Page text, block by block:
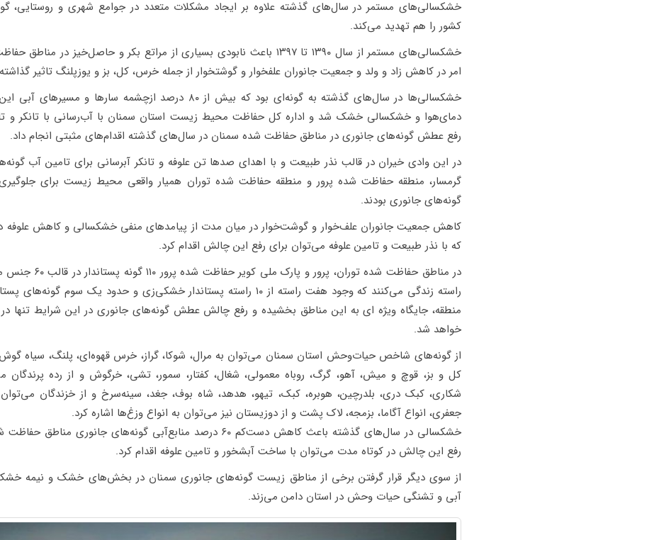
خشکسالی‌های مستمر در سال‌های گذشته علاوه بر ایجاد مشکلات متعدد در جوامع شهری و روستایی،
کشور را هم تهدید می‌کند.
خشکسالی‌های مستمر از سال ۱۳۹۰ تا ۱۳۹۷ باعث نابودی بسیاری از مراتع بکر و حاصل‌خیز
امر در کاهش زاد و ولد و جمعیت جانوران علفخوار و گوشتخوار از جمله خرس، کل، بز و یوزپلنگ تاثیر
خشکسالی‌ها در سال‌های گذشته به گونه‌ای بود که بیش از ۸۰ درصد ازچشمه
دمای‌هوا و خشکسالی خشک شد و اداره کل حفاظت محیط زیست استان سمنان با آب‌رسانی با تانکر و
رفع عطش گونه‌های جانوری در مناطق حفاظت شده سمنان در سال‌های گذشته اقدام‌های مثبتی انجام داد.
در این وادی خیران در قالب نذر طبیعت و با اهدای صدها تن علوفه و تانکر آبرسانی برای تامین آب
گرمسار، منطقه حفاظت شده پرور و منطقه حفاظت شده توران همیار واقعی محیط زیست برای
گونه‌های جانوری بودند.
کاهش جمعیت جانوران علف‌خوار و گوشت‌خوار در میان مدت از پیامدهای منفی خشکسالی و کاهش
که با نذر طبیعت و تامین علوفه می‌توان برای رفع این چالش اقدام کرد.
راسته زندگی می‌کنند که وجود هفت راسته از ۱۰ راسته پستاندار خشکی‌زی و حدود یک سوم
منطقه، جایگاه ویژه ای به این مناطق بخشیده و رفع چالش عطش گونه‌های جانوری در این شرایط تنها
خواهد شد.
از گونه‌های شاخص حیات‌وحش استان سمنان می‌توان به مرال، شوکا، گراز، خرس قهوه‌ای، پلنگ، سیاه
کل و بز، قوچ و میش، آهو، گرگ، روباه معمولی، شغال، کفتار، سمور، تشی، خرگوش و از رده پرندگان
شکاری، کبک دری، بلدرچین، هوبره، کبک، تیهو، هدهد، شاه بوف، جغد، سینه‌سرخ و از خزندگان می‌توان
جعفری، انواع آگاما، بزمجه، لاک پشت و از دوزیستان نیز می‌توان به انواع وزغ‌ها اشاره کرد.
خشکسالی در سال‌های گذشته باعث کاهش دست‌کم ۶۰ درصد منابع‌آبی گونه‌های
رفع این چالش در کوتاه مدت می‌توان با ساخت آبشخور و تامین علوفه اقدام کرد.
از سوی دیگر قرار گرفتن برخی از مناطق زیست گونه‌های جانوری سمنان در بخش‌های خشک و نیمه
آبی و تشنگی حیات وحش در استان دامن می‌زند.